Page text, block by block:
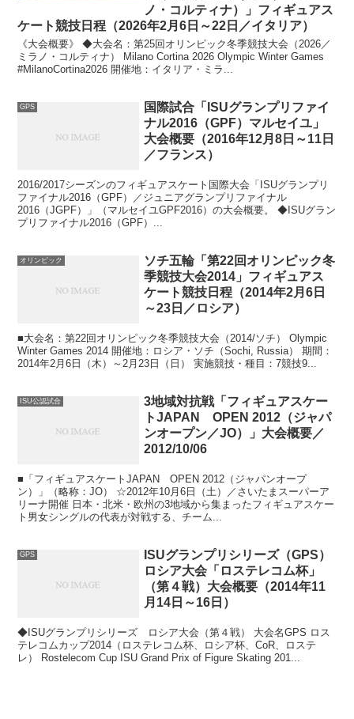
ノ・コルティナ）」フィギュアス
ケート競技日程（2026年2月6日～22日／イタリア）
《大会概要》 ◆大会名：第25回オリンピック冬季競技大会（2026／
ミラノ・コルティナ） Milano Cortina 2026 Olympic Winter Games
#MilanoCortina2026 開催地：イタリア・ミラ...
GPS
国際試合「ISUグランプリファイ
ナル2016（GPF）マルセイユ」
大会概要（2016年12月8日～11日
／フランス）
2016/2017シーズンのフィギュアスケート国際大会「ISUグランプリ
ファイナル2016（GPF）／ジュニアグランプリファイナル
2016（JGPF）」（マルセイユGPF2016）の大会概要。 ◆ISUグラン
プリファイナル2016（GPF）...
オリンピック
ソチ五輪「第22回オリンピック冬
季競技大会2014」フィギュアス
ケート競技日程（2014年2月6日
～23日／ロシア）
■大会名：第22回オリンピック冬季競技大会（2014/ソチ） Olympic
Winter Games 2014 開催地：ロシア・ソチ（Sochi, Russia） 期間：
2014年2月6日（木）～2月23日（日） 実施競技・種目：7競技9...
ISU公認試合
3地域対抗戦「フィギュアスケー
トJAPAN OPEN 2012（ジャパ
ンオープン／JO）」大会概要／
2012/10/06
■「フィギュアスケートJAPAN OPEN 2012（ジャパンオープ
ン）」（略称：JO） ☆2012年10月6日（土）／さいたまスーパーア
リーナ開催 日本・北米・欧州の3地域から集まったフィギュアスケー
ト男女シングルの代表が対戦する、チーム...
GPS
ISUグランプリシリーズ（GPS）
ロシア大会「ロステレコム杯」
（第４戦）大会概要（2014年11
月14日～16日）
◆ISUグランプリシリーズ ロシア大会（第４戦） 大会名GPS ロス
テレコムカップ2014（ロステレコム杯、ロシア杯、CoR、ロステ
レ） Rostelecom Cup ISU Grand Prix of Figure Skating 201...